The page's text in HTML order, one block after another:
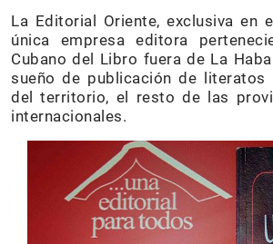
La Editorial Oriente, exclusiva en
única empresa editora
Cubano del Libro fuera de La
sueño de publicación de literatos
del territorio, el resto de las
internacionales.